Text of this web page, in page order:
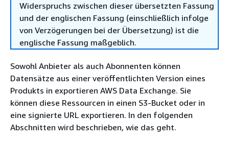
Widerspruchs zwischen dieser übersetzten Fassung
und der englischen Fassung (einschließlich infolge
von Verzögerungen bei der Übersetzung) ist die
englische Fassung maßgeblich.
Sowohl Anbieter als auch Abonnenten können
Datensätze aus einer veröffentlichten Version eines
Produkts in exportieren AWS Data Exchange. Sie
können diese Ressourcen in einen S3-Bucket oder in
eine signierte URL exportieren. In den folgenden
Abschnitten wird beschrieben, wie das geht.